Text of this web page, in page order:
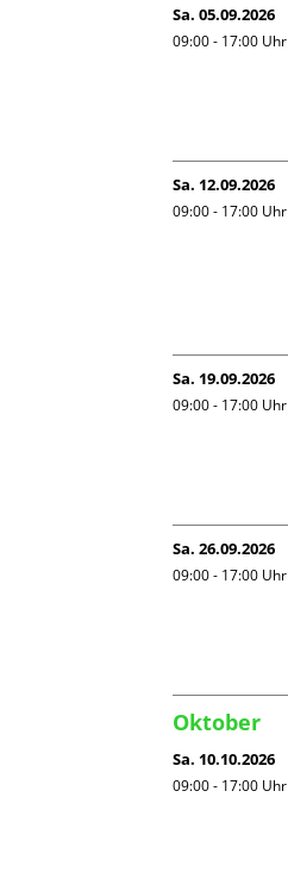
Sa. 05.09.2026
09:00 - 17:00 Uhr
Sa. 12.09.2026
09:00 - 17:00 Uhr
Sa. 19.09.2026
09:00 - 17:00 Uhr
Sa. 26.09.2026
09:00 - 17:00 Uhr
Oktober
Sa. 10.10.2026
09:00 - 17:00 Uhr